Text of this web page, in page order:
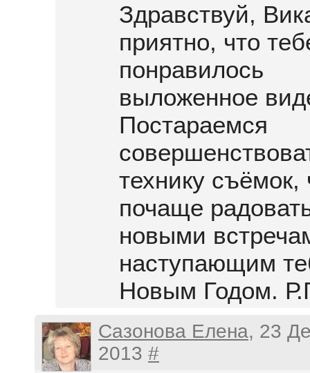
Здравствуй,
приятно, что
понравилось
выложенное
Постараемся
технику съёмок,
почаще
новыми
наступающим
Новым Годом.
Сазонова Елена, 23
2013 #